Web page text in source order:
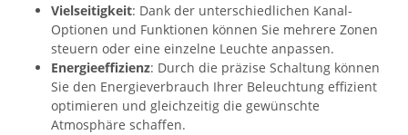
Vielseitigkeit: Dank der unterschiedlichen Kanal-
Optionen und Funktionen können Sie mehrere Zonen
steuern oder eine einzelne Leuchte anpassen.
Energieeffizienz: Durch die präzise Schaltung können
Sie den Energieverbrauch Ihrer Beleuchtung effizient
optimieren und gleichzeitig die gewünschte
Atmosphäre schaffen.